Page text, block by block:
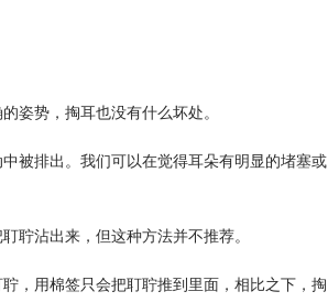
姿势，掏耳也没有什么坏处。
被排出。我们可以在觉得耳朵有明显的堵塞或
聍沾出来，但这种方法并不推荐。
，用棉签只会把耵聍推到里面，相比之下，掏